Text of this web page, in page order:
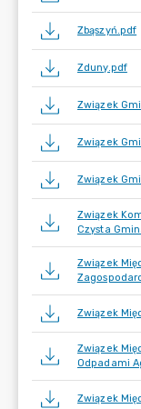
Zbąszyń.pdf
Zduny.pdf
Związek
Związek
Związek
Związek
Czysta
Związek
Związek
Związek
Odpadami
Związek